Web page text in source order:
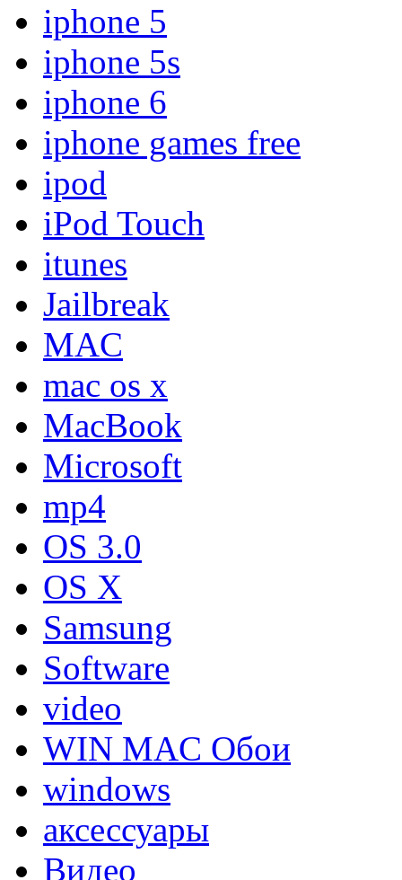
iphone 5
iphone 5s
iphone 6
iphone games free
ipod
iPod Touch
itunes
Jailbreak
MAC
mac os x
MacBook
Microsoft
mp4
OS 3.0
OS X
Samsung
Software
video
WIN MAC Обои
windows
аксессуары
Видео